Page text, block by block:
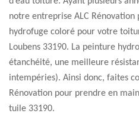
notre entreprise ALC
hydrofuge coloré pour votre
Loubens 33190. La peinture
étanchéité, une meilleure
intempéries). Ainsi donc, faites
Rénovation pour prendre en
tuile 33190.